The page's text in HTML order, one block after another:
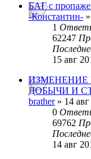
БАГ с
-Константин-
1
62247
15 авг
ИЗМЕНЕНИЕ
ДОБЫЧИ И
brather» 14 авг
0
69762
14 авг